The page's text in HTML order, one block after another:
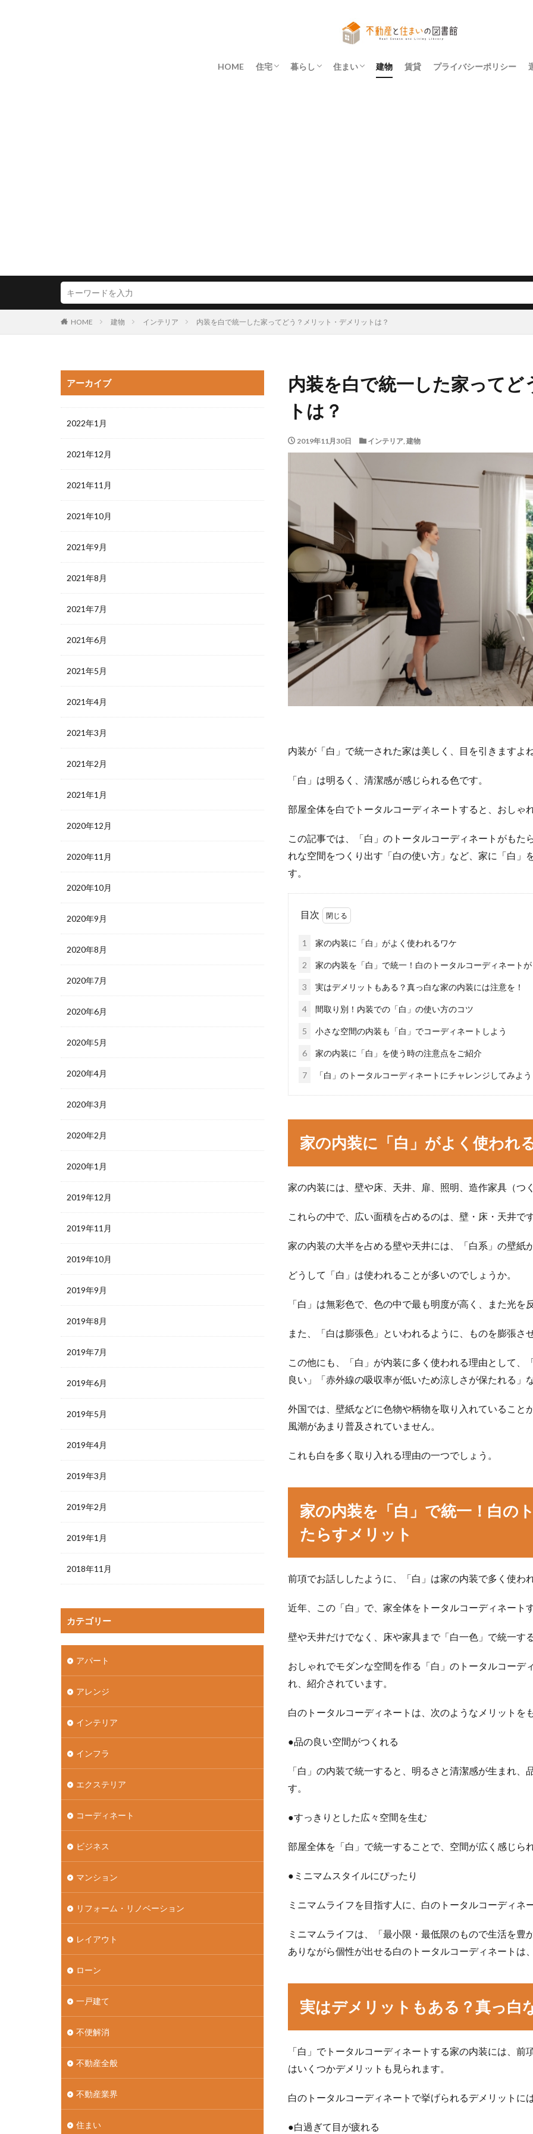
HOME 住宅 暮らし 住まい 建物 賃貸 プライバシーポリシー
HOME 建物 インテリア 内装を白で統一した家ってどう？メリット・デメリットは？
内装を白で統一した家って
トは？
2019年11月30日 インテリア, 建物
内装が「白」で統一された家は美しく、目を引きますよ
「白」は明るく、清潔感が感じられる色です。
部屋全体を白でトータルコーディネートすると、おしゃ
この記事では、「白」のトータルコーディネートがも
れな空間をつくり出す「白の使い方」など、家に「白」
す。
目次
1 家の内装に「白」がよく使われるワケ
2 家の内装を「白」で統一！白のトータルコーディネート
3 実はデメリットもある？真っ白な家の内装には注意を！
4 間取り別！内装での「白」の使い方のコツ
5 小さな空間の内装も「白」でコーディネートしよう
6 家の内装に「白」を使う時の注意点をご紹介
7 「白」のトータルコーディネートにチャレンジしてみよう
家の内装に「白」がよく使われ
家の内装には、壁や床、天井、扉、照明、造作家具（つ
これらの中で、広い面積を占めるのは、壁・床・天井で
家の内装の大半を占める壁や天井には、「白系」の壁紙
どうして「白」は使われることが多いのでしょうか。
「白」は無彩色で、色の中で最も明度が高く、また光
また、「白は膨張色」といわれるように、ものを膨張
この他にも、「白」が内装に多く使われる理由として
良い」「赤外線の吸収率が低いため涼しさが保たれる」
外国では、壁紙などに色物や柄物を取り入れていること
風潮があまり普及されていません。
これも白を多く取り入れる理由の一つでしょう。
家の内装を「白」で統一！白の
たらすメリット
前項でお話ししたように、「白」は家の内装で多く使わ
近年、この「白」で、家全体をトータルコーディネート
壁や天井だけでなく、床や家具まで「白一色」で統一す
おしゃれでモダンな空間を作る「白」のトータルコー
れ、紹介されています。
白のトータルコーディネートは、次のようなメリットを
●品の良い空間がつくれる
「白」の内装で統一すると、明るさと清潔感が生まれ
す。
●すっきりとした広々空間を生む
部屋全体を「白」で統一することで、空間が広く感じら
●ミニマムスタイルにぴったり
ミニマムライフを目指す人に、白のトータルコーディネ
ミニマムライフは、「最小限・最低限のもので生活を
ありながら個性が出せる白のトータルコーディネートは
実はデメリットもある？真っ白
「白」でトータルコーディネートする家の内装には、
はいくつかデメリットも見られます。
白のトータルコーディネートで挙げられるデメリットに
●白過ぎて目が疲れる
アーカイブ
2022年1月
2021年12月
2021年11月
2021年10月
2021年9月
2021年8月
2021年7月
2021年6月
2021年5月
2021年4月
2021年3月
2021年2月
2021年1月
2020年12月
2020年11月
2020年10月
2020年9月
2020年8月
2020年7月
2020年6月
2020年5月
2020年4月
2020年3月
2020年2月
2020年1月
2019年12月
2019年11月
2019年10月
2019年9月
2019年8月
2019年7月
2019年6月
2019年5月
2019年4月
2019年3月
2019年2月
2019年1月
2018年11月
カテゴリー
アパート
アレンジ
インテリア
インフラ
エクステリア
コーディネート
ビジネス
マンション
リフォーム・リノベーション
レイアウト
ローン
一戸建て
不便解消
不動産全般
不動産業界
住まい